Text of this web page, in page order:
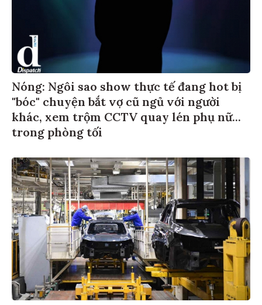
Nóng: Ngôi sao show thực tế đang hot bị
"bóc" chuyện bắt vợ cũ ngủ với người
khác, xem trộm CCTV quay lén phụ nữ...
trong phòng tối